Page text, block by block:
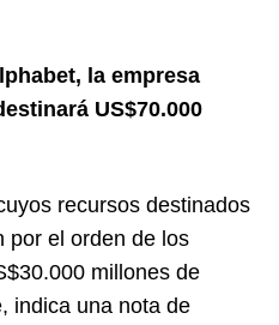
la empresa
US$70.000
recursos destinados
por el orden de los
millones de
indica una nota de